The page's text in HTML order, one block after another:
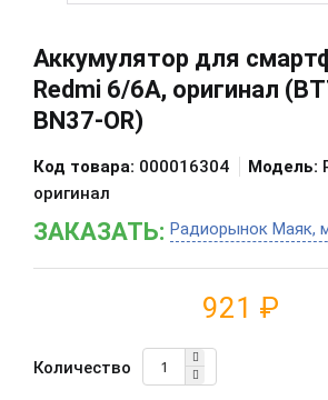
Аккумулятор для
Redmi 6/6A, оригинал
BN37-OR)
Код товара: 000016304 Модель:
оригинал
ЗАКАЗАТЬ: Радиорынок Маяк,
921 ₽
Количество